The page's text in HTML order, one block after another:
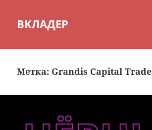
ВКЛАДЕР
Метка: Grandis Capital Trade